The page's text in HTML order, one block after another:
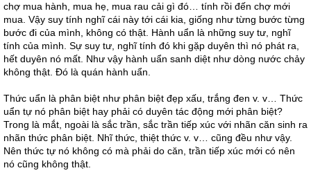
chợ mua hành, mua hẹ, mua rau cải gì đó… tính rồi đến chợ mới
mua. Vậy suy tính nghĩ cái này tới cái kia, giống như từng bước từng
bước đi của mình, không có thật. Hành uẩn là những suy tư, nghĩ
tính của mình. Sự suy tư, nghĩ tính đó khi gặp duyên thì nó phát ra,
hết duyên nó mất. Như vậy hành uẩn sanh diệt như dòng nước chảy
không thật. Đó là quán hành uẩn.
Thức uẩn là phân biệt như phân biệt đẹp xấu, trắng đen v. v… Thức
uẩn tự nó phân biệt hay phải có duyên tác động mới phân biệt?
Trong là mắt, ngoài là sắc trần, sắc trần tiếp xúc với nhãn căn sinh ra
nhãn thức phân biệt. Nhĩ thức, thiệt thức v. v… cũng đều như vậy.
Nên thức tự nó không có mà phải do căn, trần tiếp xúc mới có nên
nó cũng không thật.